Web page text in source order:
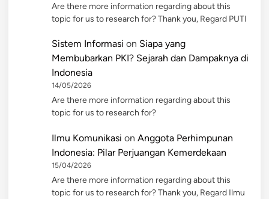
Are there more information regarding about this
topic for us to research for? Thank you, Regard PUTI
Sistem Informasi on Siapa yang
Membubarkan PKI? Sejarah dan Dampaknya di
Indonesia
14/05/2026
Are there more information regarding about this
topic for us to research for?
Ilmu Komunikasi on Anggota Perhimpunan
Indonesia: Pilar Perjuangan Kemerdekaan
15/04/2026
Are there more information regarding about this
topic for us to research for? Thank you, Regard Ilmu